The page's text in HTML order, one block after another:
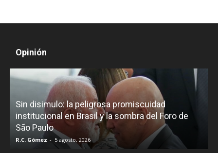
Opinión
Sin disimulo: la peligrosa promiscuidad
institucional en Brasil y la sombra del Foro de
São Paulo
R.C. Gómez - 5 agosto, 2026